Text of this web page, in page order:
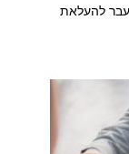
להעלאת